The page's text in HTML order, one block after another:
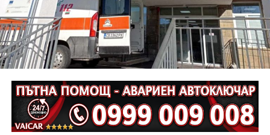
Неотложните следствени действия са извършени от
екип на ОД на МВР – Габрово съвместно с
автоексперт, като на място са изготвени и снимки.
Извършена е аутопсия на тялото на пострадалия и е
назначена съдебномедицинска експертиза.
Предстои назначаването на автотехническа
експертиза относно причините и механизма на
възникналото пътнотранспортно произшествие.